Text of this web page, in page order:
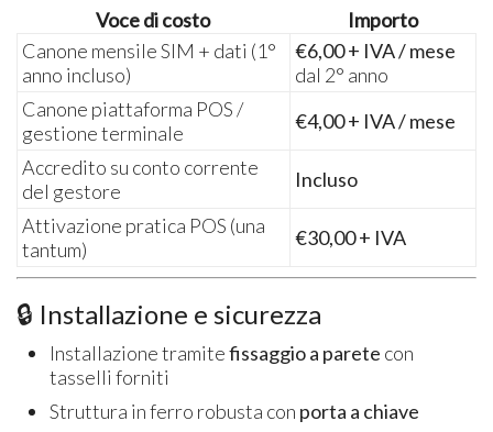
Voce di costo
Importo
Canone mensile SIM + dati (1°
anno incluso)
€6,00 + IVA / mese
dal 2° anno
Canone piattaforma POS /
gestione terminale
€4,00 + IVA / mese
Accredito su conto corrente
del gestore
Incluso
Attivazione pratica POS (una
tantum)
€30,00 + IVA
🔒 Installazione e sicurezza
Installazione tramitefissaggio a parete con
tasselli forniti
Struttura in ferro robusta con porta a chiave